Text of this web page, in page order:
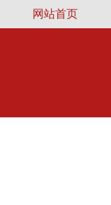
网站首页